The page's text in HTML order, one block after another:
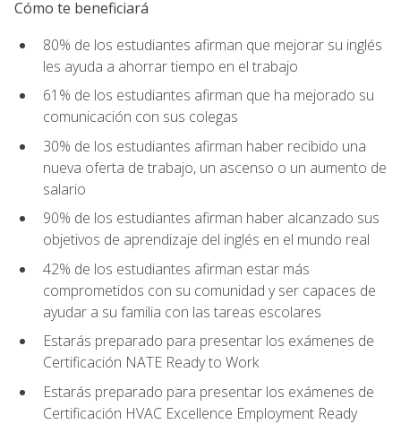
Cómo te beneficiará
80% de los estudiantes afirman que mejorar su inglés
les ayuda a ahorrar tiempo en el trabajo
61% de los estudiantes afirman que ha mejorado su
comunicación con sus colegas
30% de los estudiantes afirman haber recibido una
nueva oferta de trabajo, un ascenso o un aumento de
salario
90% de los estudiantes afirman haber alcanzado sus
objetivos de aprendizaje del inglés en el mundo real
42% de los estudiantes afirman estar más
comprometidos con su comunidad y ser capaces de
ayudar a su familia con las tareas escolares
Estarás preparado para presentar los exámenes de
Certificación NATE Ready to Work
Estarás preparado para presentar los exámenes de
Certificación HVAC Excellence Employment Ready